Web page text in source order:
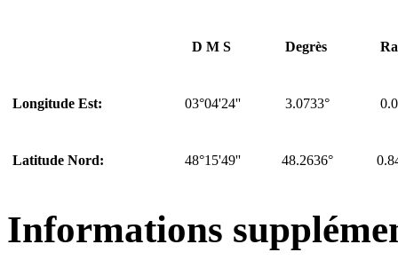
D M S Degrès
Longitude Est: 03°04'24'' 3.0733°
Latitude Nord: 48°15'49'' 48.2636°
Informations